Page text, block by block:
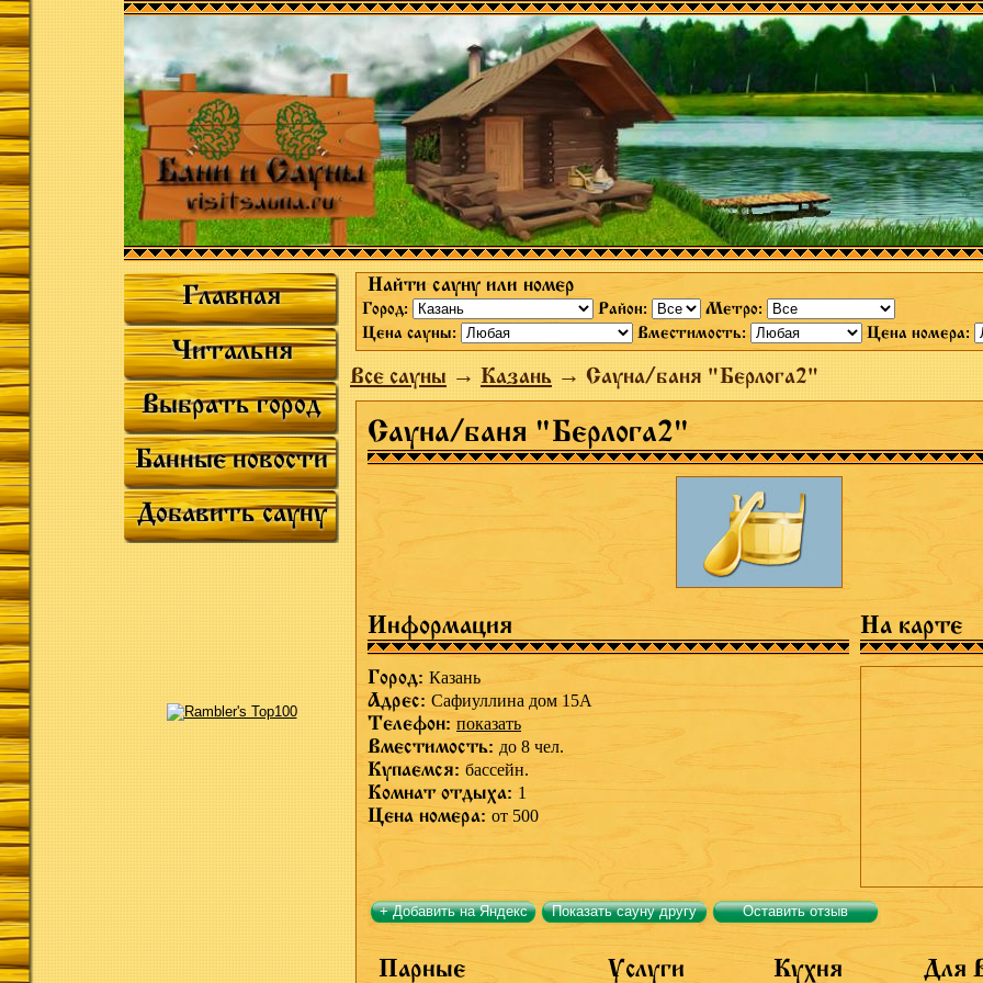
Главная
Читальня
Выбрать город
Банные новости
Добавить сауну
Найти сауну или номер
Город: Район:
Метро:
Цена сауны:
Вместимость: Цена номера:
Все сауны→Казань→ Сауна/баня "Берлога2"
Сауна/баня "Берлога2"
Информация На карте
Город: Казань
Адрес: Сафиуллина дом 15А
Телефон: показать
Вместимость: до 8 чел.
Купаемся: бассейн.
Комнат отдыха: 1
Цена номера: от 500
+ Добавить на Яндекс Показать сауну другу Оставить отзыв
Парные Услуги Кухня Для